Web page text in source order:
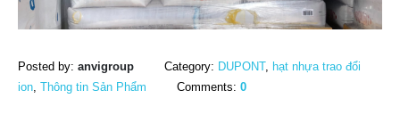
Posted by: anvigroup Category: DUPONT, hạt nhựa trao đổi
ion Thông tin Sản Phẩm Comments: 0